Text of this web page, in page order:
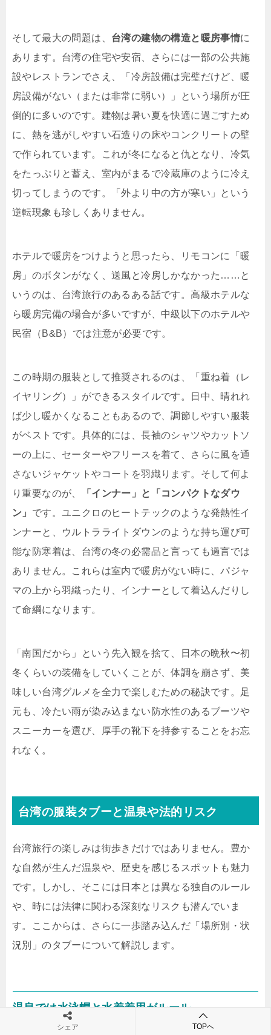
そして最大の問題は、 台湾の建物の構造と暖房事情に
あります。台湾の住宅や安宿、さらには一部の公共施
設やレストランでさえ、「冷房設備は完璧だけど、暖
房設備がない（または非常に弱い）」という場所が圧
倒的に多いのです。建物は暑い夏を快適に過ごすため
に、熱を逃がしやすい石造りの床やコンクリートの壁
で作られています。これが冬になると仇となり、冷気
をたっぷりと蓄え、室内がまるで冷蔵庫のように冷え
切ってしまうのです。「外より中の方が寒い」という
逆転現象も珍しくありません。
ホテルで暖房をつけようと思ったら、リモコンに「暖
房」のボタンがなく、送風と冷房しかなかった……と
いうのは、台湾旅行のあるある話です。高級ホテルな
ら暖房完備の場合が多いですが、中級以下のホテルや
民宿（B&B）では注意が必要です。
この時期の服装として推奨されるのは、「重ね着（レ
イヤリング）」ができるスタイルです。日中、晴れれ
ば少し暖かくなることもあるので、調節しやすい服装
がベストです。具体的には、長袖のシャツやカットソ
ーの上に、セーターやフリースを着て、さらに風を通
さないジャケットやコートを羽織ります。そして何よ
り重要なのが、
「インナー」と「コンパクトなダウ
ン」 です。ユニクロのヒートテックのような発熱性イ
ンナーと、ウルトラライトダウンのような持ち運び可
能な防寒着は、台湾の冬の必需品と言っても過言では
ありません。これらは室内で暖房がない時に、パジャ
マの上から羽織ったり、インナーとして着込んだりし
て命綱になります。
「南国だから」という先入観を捨て、日本の晩秋〜初
冬くらいの装備をしていくことが、体調を崩さず、美
味しい台湾グルメを全力で楽しむための秘訣です。足
元も、冷たい雨が染み込まない防水性のあるブーツや
スニーカーを選び、厚手の靴下を持参することをお忘
れなく。
台湾の服装タブーと温泉や法的リスク
台湾旅行の楽しみは街歩きだけではありません。豊か
な自然が生んだ温泉や、歴史を感じるスポットも魅力
です。しかし、そこには日本とは異なる独自のルール
や、時には法律に関わる深刻なリスクも潜んでいま
す。ここからは、さらに一歩踏み込んだ「場所別・状
況別」のタブーについて解説します。
温泉では水泳帽と水着着用がルール
シェア TOPへ